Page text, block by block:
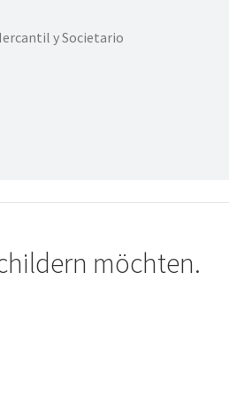
y Societario
möchten.